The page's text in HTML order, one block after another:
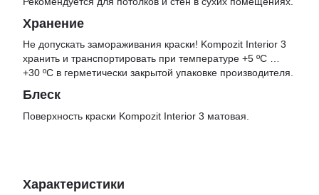
Хранение
Не допускать замораживания краски! Kompozit Interior 3
хранить и транспортировать при температуре +5 ºС …
+30 ºС в герметически закрытой упаковке производителя.
Блеск
Поверхность краски Kompozit Interior 3 матовая.
Характеристики